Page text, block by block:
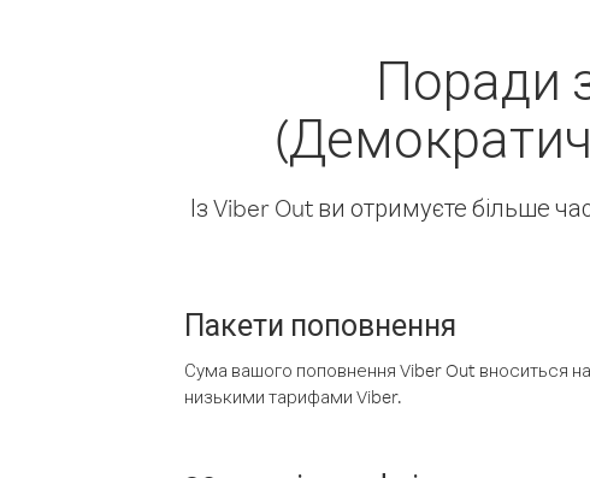
Поради
Із Viber Out ви отримуєте більше
Пакети поповнення
Сума вашого поповнення Viber Out вноситься
низькими тарифами Viber.